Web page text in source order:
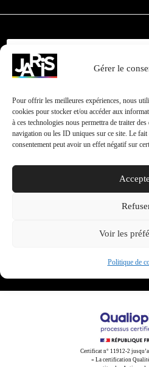
Gérer le
Pour offrir les meilleures expériences, nous
cookies pour stocker et/ou accéder aux
à ces technologies nous permettra de traiter
navigation ou les ID uniques sur ce site. Le
consentement peut avoir un effet négatif sur
Voir les
Politique de
Cliquez pour accepter les
activer ce
Share This
Partager
Certificat n° 11912-2
« La certification